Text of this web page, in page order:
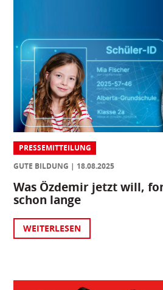
PRESSEMITTEILUNG
GUTE BILDUNG
18.08.2025
Was Özdemir jetzt will,
schon lange
WEITERLESEN